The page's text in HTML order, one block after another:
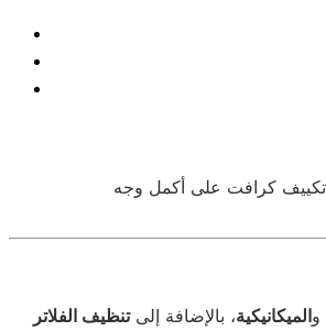
والميكانيكية، بالإضافة إلىتنظيف الفلاتر